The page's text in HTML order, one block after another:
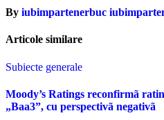
By iubimpartenerbuc
Articole similare
Subiecte generale
Moody’s Ratings reconfirmã
„Baa3”, cu perspectivã negativã